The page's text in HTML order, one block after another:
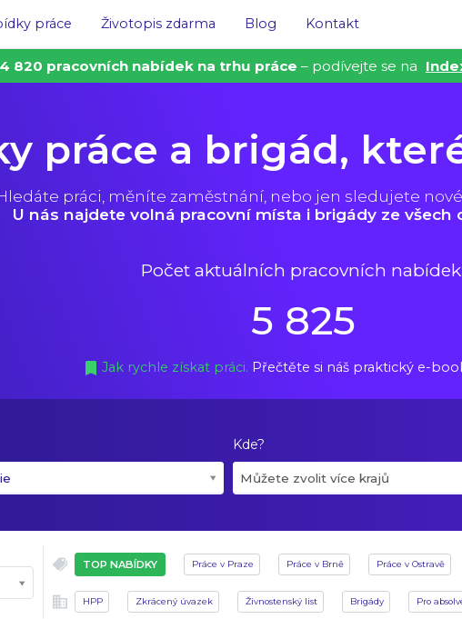
práce Životopis zdarma Blog Kontakt
820 pracovních nabídek na trhu práce – podívejte se na
práce a brigád,
práci, měníte zaměstnání, nebo jen sledujete
U nás najdete volná pracovní místa i brigády ze všech
Počet aktuálních pracovních
5 825
Jak rychle získat práci. Přečtěte si náš praktický e-
Kde?
Můžete zvolit více krajů
TOP NABÍDKY Práce v Praze Práce v Brně Práce v Ostravě
HPP Zkrácený úvazek Živnostenský list Brigády Pro